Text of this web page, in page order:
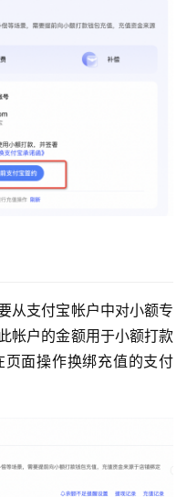
从支付宝帐户中对小额专
帐户的金额用于小额打款
面操作换绑充值的支付